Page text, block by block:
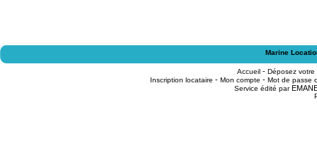
Marine
Accueil - Déposez
Inscription locataire - Mon compte - Mot de passe
Service édité par